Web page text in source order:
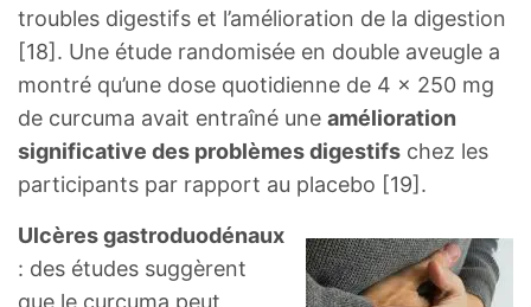
troubles digestifs et l’amélioration de la digestion
[18]. Une étude randomisée en double aveugle a
montré qu’une dose quotidienne de 4 x 250 mg
de curcuma avait entraîné une amélioration
significative des problèmes digestifs chez les
participants par rapport au placebo [19].
Ulcères gastroduodénaux
: des études suggèrent